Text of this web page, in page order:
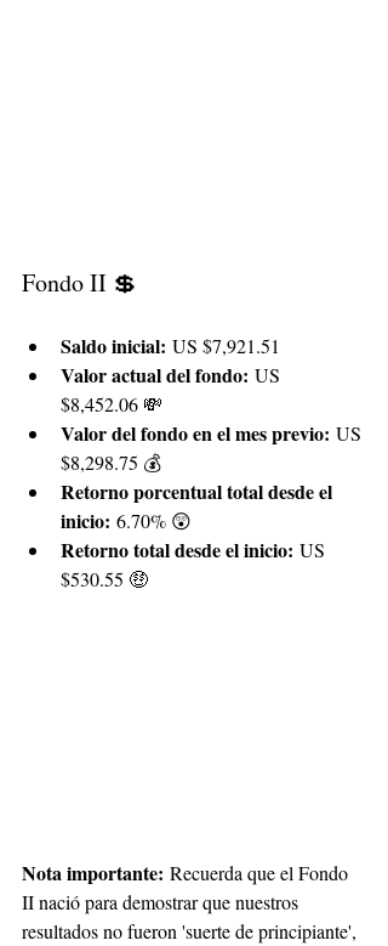
Fondo II 💲
Saldo inicial: US $7,921.51
Valor actual del fondo: US
$8,452.06 💸
Valor del fondo en el mes previo: US
$8,298.75 💰
Retorno porcentual total desde el
inicio: 6.70% 😲
Retorno total desde el inicio: US
$530.55 🤑
Nota importante: Recuerda que el Fondo
II nació para demostrar que nuestros
resultados no fueron 'suerte de principiante',